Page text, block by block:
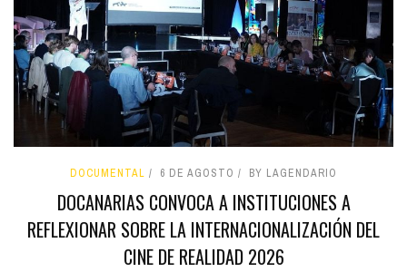
DOCUMENTAL 6 DE AGOSTO BY LAGENDARIO
DOCANARIAS CONVOCA A INSTITUCIONES A
REFLEXIONAR SOBRE LA INTERNACIONALIZACIÓN DEL
CINE DE REALIDAD 2026